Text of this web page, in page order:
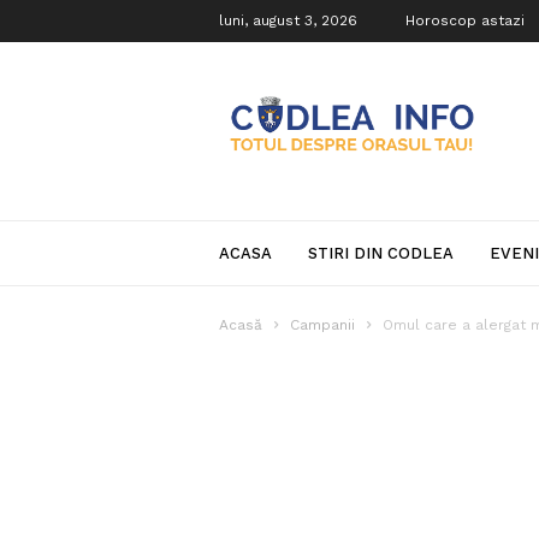
luni, august 3, 2026 Horoscop astazi
Info
ACASA STIRI DIN CODLEA
Acasă Campanii Omul care a alergat